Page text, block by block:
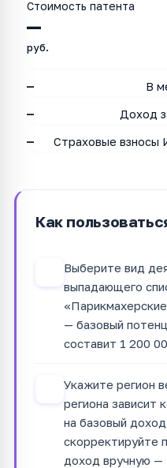
—
Стоимость патента
руб.
— В
— Доход
— Страховые взносы
Как
Выберите вид
выпадающего
— базовый
составит 1 200
Укажите регион
региона
на базовый
скорректируйте
доход вручную —